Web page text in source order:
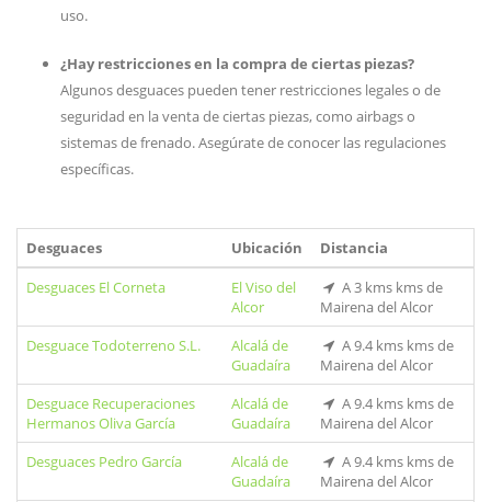
uso.
¿Hay restricciones en la compra de ciertas piezas?
Algunos desguaces pueden tener restricciones legales o de
seguridad en la venta de ciertas piezas, como airbags o
sistemas de frenado. Asegúrate de conocer las regulaciones
específicas.
Desguaces Ubicación
Distancia
Desguaces El Corneta
El Viso del
Alcor
A 3 kms kms de
Mairena del Alcor
Desguace Todoterreno S.L.
Alcalá de
Guadaíra
A 9.4 kms kms de
Mairena del Alcor
Desguace Recuperaciones
Hermanos Oliva García
Alcalá de
Guadaíra
A 9.4 kms kms de
Mairena del Alcor
Desguaces Pedro García
Alcalá de
Guadaíra
A 9.4 kms kms de
Mairena del Alcor